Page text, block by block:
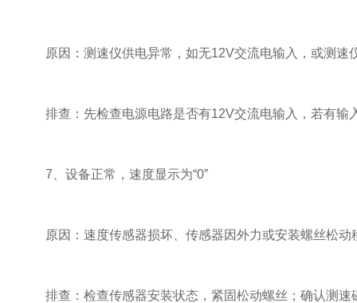
原因：测速仪供电异常，如无12V交流电输入，或测速
排查：先检查电源电路是否有12V交流电输入，若有输
7、设备正常，速度显示为“0”
原因：速度传感器损坏、传感器因外力或安装螺丝松动
排查：检查传感器安装状态，紧固松动螺丝；确认测速